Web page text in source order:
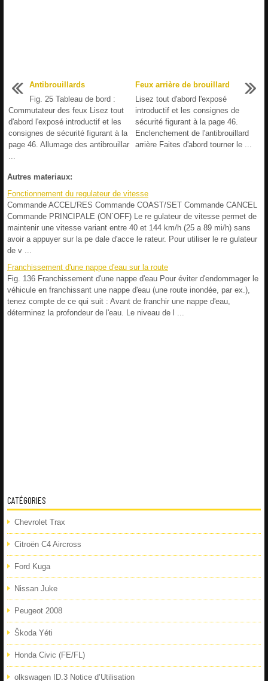
Antibrouillards
Fig. 25 Tableau de bord :
Commutateur des feux Lisez tout
d'abord l'exposé introductif et les
consignes de sécurité figurant à la
page 46. Allumage des antibrouillar
Feux arrière de brouillard
Lisez tout d'abord l'exposé
introductif et les consignes de
sécurité figurant à la page 46.
Enclenchement de l'antibrouillard
arrière Faites d'abord tourner le ...
Autres materiaux:
Fonctionnement du regulateur de vitesse
Commande ACCEL/RES Commande COAST/SET Commande CANCEL
Commande PRINCIPALE (ON´OFF) Le re gulateur de vitesse permet de
maintenir une vitesse variant entre 40 et 144 km/h (25 a 89 mi/h) sans
avoir a appuyer sur la pe dale d'acce le rateur. Pour utiliser le re gulateur
de v ...
Franchissement d'une nappe d'eau sur la route
Fig. 136 Franchissement d'une nappe d'eau Pour éviter d'endommager le
véhicule en franchissant une nappe d'eau (une route inondée, par ex.),
tenez compte de ce qui suit : Avant de franchir une nappe d'eau,
déterminez la profondeur de l'eau. Le niveau de l ...
CATÉGORIES
Chevrolet Trax
Citroën C4 Aircross
Ford Kuga
Nissan Juke
Peugeot 2008
Škoda Yéti
Honda Civic (FE/FL)
olkswagen ID.3 Notice d’Utilisation